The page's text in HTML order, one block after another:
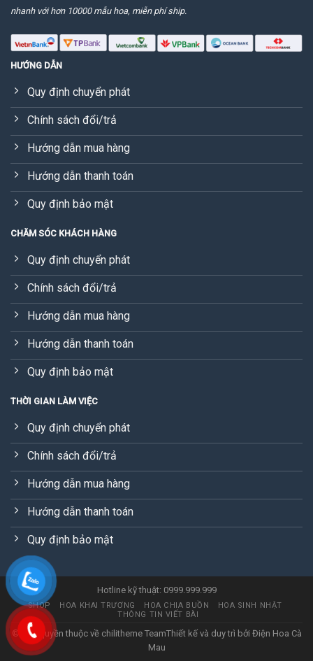
nhanh với hơn 10000 mẫu hoa, miễn phí ship.
HƯỚNG DẪN
Quy định chuyển phát
Chính sách đổi/trả
Hướng dẫn mua hàng
Hướng dẫn thanh toán
Quy định bảo mật
CHĂM SÓC KHÁCH HÀNG
Quy định chuyển phát
Chính sách đổi/trả
Hướng dẫn mua hàng
Hướng dẫn thanh toán
Quy định bảo mật
THỜI GIAN LÀM VIỆC
Quy định chuyển phát
Chính sách đổi/trả
Hướng dẫn mua hàng
Hướng dẫn thanh toán
Quy định bảo mật
Hotline kỹ thuật: 0999.999.999
SHOP HOA KHAI TRƯƠNG HOA CHIA BUỒN
HOA SINH NHẬT
THÔNG TIN VIẾT BÀI
© Bản quyền thuộc về chilitheme TeamThiết kế và duy trì bởi Điện Hoa Cà
Mau